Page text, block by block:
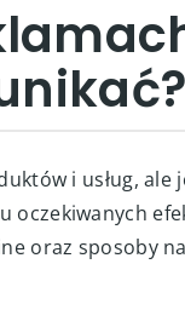
i usług, ale
oczekiwanych
oraz sposoby